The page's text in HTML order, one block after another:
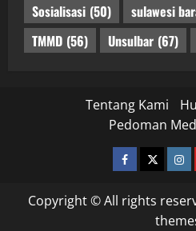
Sosialisasi (50) sulawesi
TMMD (56) Unsulbar (67)
Tentang Kami
Pedoman
facebooktwitter
Copyright © All rights